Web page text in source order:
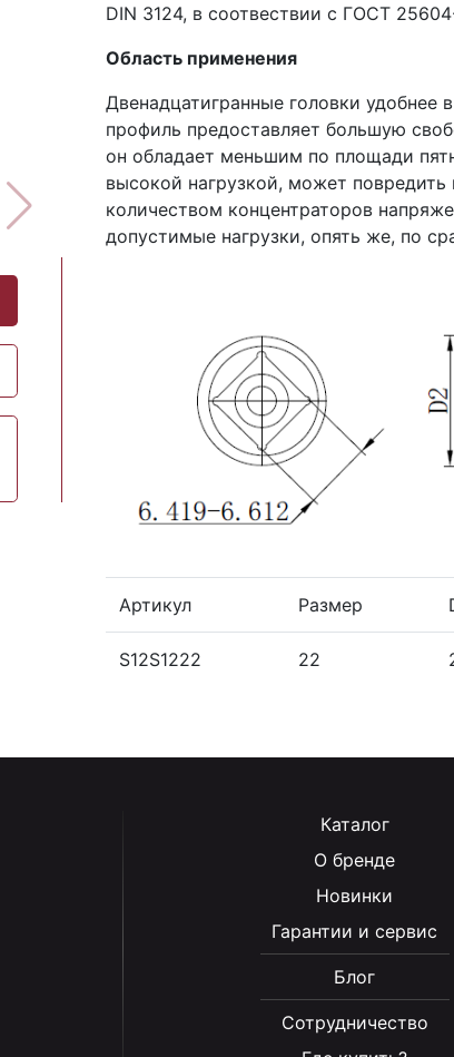
DIN 3124, в соотвествии с ГОСТ
Область применения
Двенадцатигранные головки
профиль предоставляет большую
он обладает меньшим по площади
высокой нагрузкой, может
количеством концентраторов
допустимые нагрузки, опять же, по
Артикул Размер
S12S1222 22
Каталог
О бренде
Новинки
Гарантии и сервис
Блог
Сотрудничество